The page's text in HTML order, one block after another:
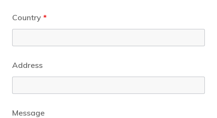
Country *
Address
Message